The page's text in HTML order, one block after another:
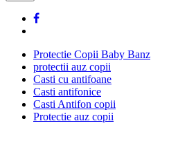
Protectie Copii Baby Banz
protectii auz copii
Casti cu antifoane
Casti antifonice
Casti Antifon copii
Protectie auz copii